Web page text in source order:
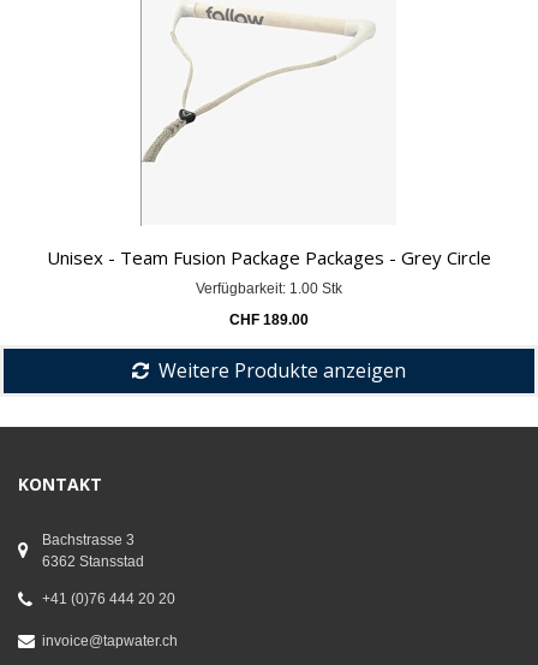
Unisex - Team Fusion Package Packages - Grey Circle
Verfügbarkeit: 1.00 Stk
CHF 189.00
Weitere Produkte anzeigen
KONTAKT
Bachstrasse 3
6362 Stansstad
+41 (0)76 444 20 20
invoice@tapwater.ch